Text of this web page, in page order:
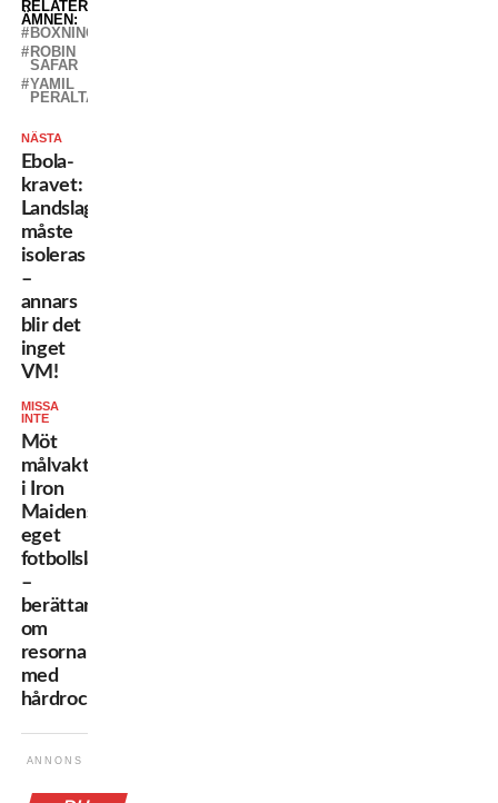
RELATERADE
ÄMNEN:
BOXNING
ROBIN
SAFAR
YAMIL
PERALTA
NÄSTA
Ebola-
kravet:
Landslaget
måste
isoleras
–
annars
blir det
inget
VM!
MISSA
INTE
Möt
målvakten
i Iron
Maidens
eget
fotbollslag
–
berättar
om
resorna
med
hårdrockbandet
ANNONS